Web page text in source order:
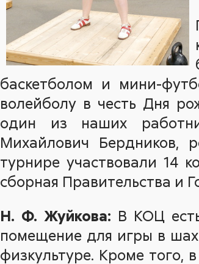
баскетболом и мини-
волейболу в честь Дня
один из наших
Михайлович Бердников,
турнире участвовали 14
сборная Правительства и
Н. Ф. Жуйкова: В КОЦ
помещение для игры в
физкультуре. Кроме того,